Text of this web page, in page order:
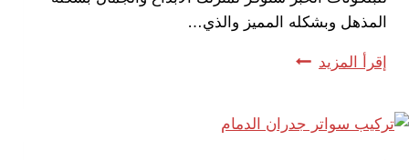
المذهل وبشكله المميز والذي…
إقرأ المزيد مظلات
ت: